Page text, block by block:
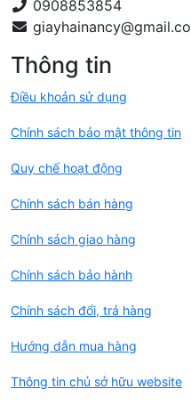
0908853854
Thông tin
Điều khoản sử dụng
Chính sách bảo mật thông tin
Quy chế hoạt động
Chính sách bán hàng
Chính sách giao hàng
Chính sách bảo hành
Chính sách đổi, trả hàng
Hướng dẫn mua hàng
Thông tin chủ sở hữu website